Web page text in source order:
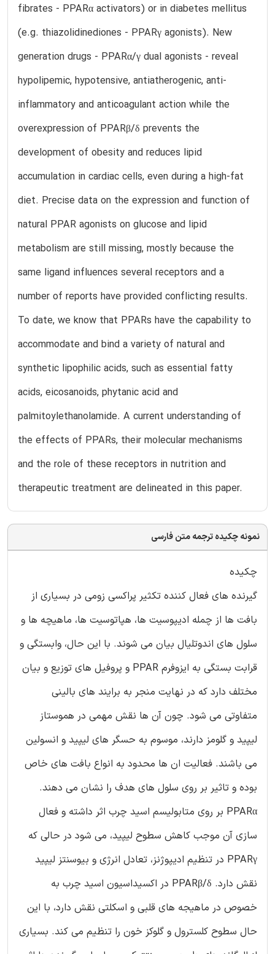
fibrates - PPARα activators) or in diabetes mellitus
(e.g. thiazolidinediones - PPARγ agonists). New
generation drugs - PPARα/γ dual agonists - reveal
hypolipemic, hypotensive, antiatherogenic, anti-
inflammatory and anticoagulant action while the
overexpression of PPARβ/δ prevents the
development of obesity and reduces lipid
accumulation in cardiac cells, even during a high-fat
diet. Precise data on the expression and function of
natural PPAR agonists on glucose and lipid
metabolism are still missing, mostly because the
same ligand influences several receptors and a
number of reports have provided conflicting results.
To date, we know that PPARs have the capability to
accommodate and bind a variety of natural and
synthetic lipophilic acids, such as essential fatty
acids, eicosanoids, phytanic acid and
palmitoylethanolamide. A current understanding of
the effects of PPARs, their molecular mechanisms
and the role of these receptors in nutrition and
therapeutic treatment are delineated in this paper.
نمونه چکیده ترجمه متن فارسی
چکیده
گیرنده های فعال کننده تکثیر پراکسی زومی در بسیاری از
بافت ها از چمله ادیپوسیت ها، هپاتوسیت ها، ماهیچه ها و
سلول های اندوتلیال بیان می شوند. با این حال، وابستگی و
قرابت بستگی به ایزوفرم PPAR و پروفیل های توزیع و بیان
مختلف دارد که در نهایت منجر به برایند های بالینی
متفاوتی می شود. چون آن ها نقش مهمی در هموستاز
لیپید و گلومز دارند، موسوم به حسگر های لیپید و انسولین
می باشند. فعالیت ان ها محدود به انواع بافت های خاص
بوده و تاثیر بر روی سلول های هدف را نشان می دهند.
PPARα بر روی متابولیسم اسید چرب اثر داشته و فعال
سازی آن موجب کاهش سطوح لیپید، می شود در حالی که
PPARγ در تنظیم ادیپوژنز، تعادل انرژی و بیوسنتز لیپید
نقش دارد. PPARβ/δ در اکسیداسیون اسید چرب به
خصوص در ماهیجه های قلبی و اسکلتی نقش دارد، با این
حال سطوح کلسترول و گلوکز خون را تنظیم می کند. بسیاری